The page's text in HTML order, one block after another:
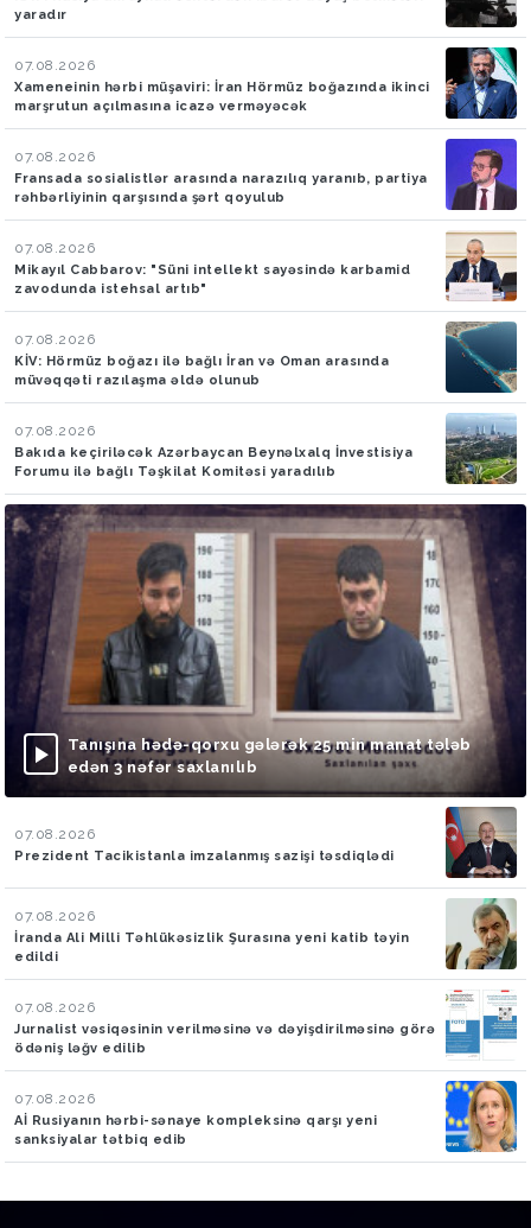
yaradır
07.08.2026
Xameneinin hərbi müşaviri: İran Hörmüz boğazında ikinci
marşrutun açılmasına icazə verməyəcək
07.08.2026
Fransada sosialistlər arasında narazılıq yaranıb, partiya
rəhbərliyinin qarşısında şərt qoyulub
07.08.2026
Mikayıl Cabbarov: "Süni intellekt sayəsində karbamid
zavodunda istehsal artıb"
07.08.2026
KİV: Hörmüz boğazı ilə bağlı İran və Oman arasında
müvəqqəti razılaşma əldə olunub
07.08.2026
Bakıda keçiriləcək Azərbaycan Beynəlxalq İnvestisiya
Forumu ilə bağlı Təşkilat Komitəsi yaradılıb
Tanışına hədə-qorxu gələrək 25 min manat tələb
edən 3 nəfər saxlanılıb
07.08.2026
Prezident Tacikistanla imzalanmış sazişi təsdiqlədi
07.08.2026
İranda Ali Milli Təhlükəsizlik Şurasına yeni katib təyin
edildi
07.08.2026
Jurnalist vəsiqəsinin verilməsinə və dəyişdirilməsinə görə
ödəniş ləğv edilib
07.08.2026
Aİ Rusiyanın hərbi-sənaye kompleksinə qarşı yeni
sanksiyalar tətbiq edib